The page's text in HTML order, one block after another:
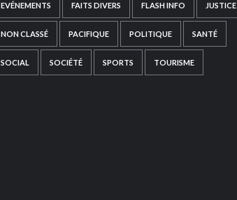
EVÉNEMENTS FAITS DIVERS FLASH INFO JUSTICE
NON CLASSÉ PACIFIQUE POLITIQUE SANTÉ
SOCIAL SOCIÉTÉ SPORTS TOURISME